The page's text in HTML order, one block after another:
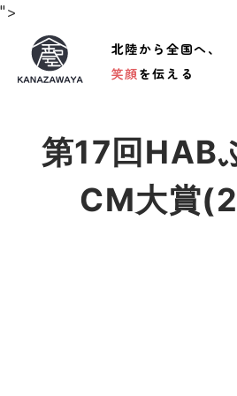
">
北陸から全国へ、
笑顔を伝える
第17回HAB
CM大賞